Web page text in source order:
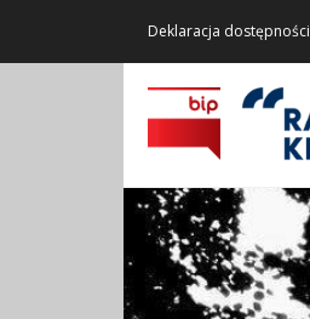
Deklaracja dostępności